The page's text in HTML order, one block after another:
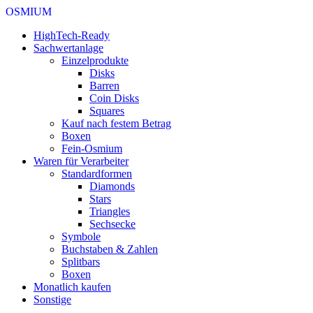
OSMIUM
HighTech-Ready
Sachwertanlage
Einzelprodukte
Disks
Barren
Coin Disks
Squares
Kauf nach festem Betrag
Boxen
Fein-Osmium
Waren für Verarbeiter
Standardformen
Diamonds
Stars
Triangles
Sechsecke
Symbole
Buchstaben & Zahlen
Splitbars
Boxen
Monatlich kaufen
Sonstige